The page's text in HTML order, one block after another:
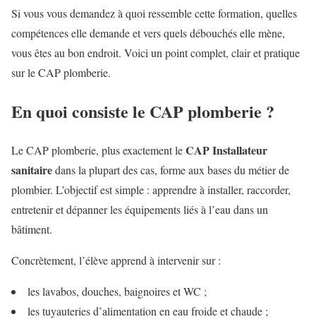
Si vous vous demandez à quoi ressemble cette formation, quelles
compétences elle demande et vers quels débouchés elle mène,
vous êtes au bon endroit. Voici un point complet, clair et pratique
sur le CAP plomberie.
En quoi consiste le CAP plomberie ?
Le CAP plomberie, plus exactement leCAP Installateur
sanitairedans la plupart des cas, forme aux bases du métier de
plombier. L’objectif est simple : apprendre à installer, raccorder,
entretenir et dépanner les équipements liés à l’eau dans un
bâtiment.
Concrètement, l’élève apprend à intervenir sur :
les lavabos, douches, baignoires et WC ;
les tuyauteries d’alimentation en eau froide et chaude ;